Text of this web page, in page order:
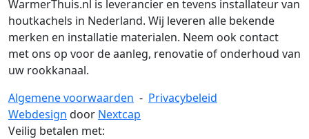
WarmerThuis.nl is leverancier en tevens installateur van
houtkachels in Nederland. Wij leveren alle bekende
merken en installatie materialen. Neem ook contact
met ons op voor de aanleg, renovatie of onderhoud van
uw rookkanaal.
Algemene voorwaarden - Privacybeleid
Webdesign door Nextcap
Veilig betalen met: